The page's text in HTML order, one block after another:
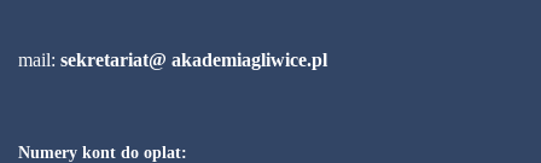
mail: sekretariat@ akademiagliwice.pl
Numery kont do oplat: